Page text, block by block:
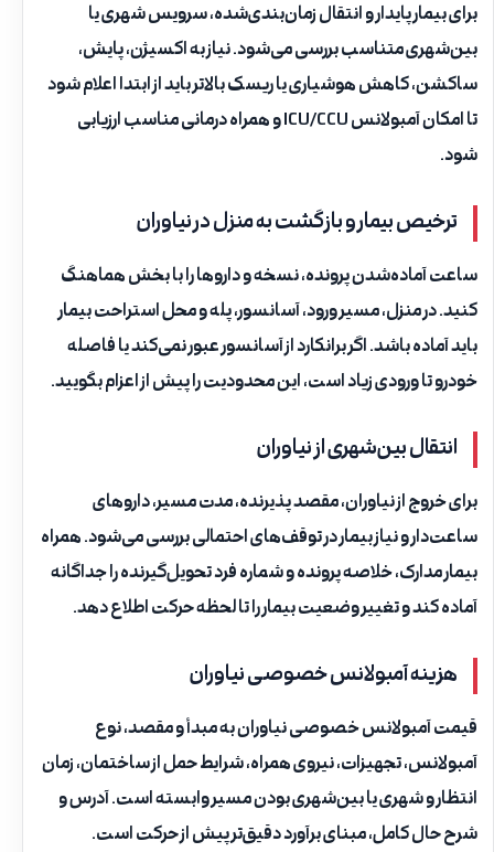
برای بیمار پایدار و انتقال زمان‌بندی‌شده، سرویس شهری یا
بین‌شهری متناسب بررسی می‌شود. نیاز به اکسیژن، پایش،
ساکشن، کاهش هوشیاری یا ریسک بالاتر باید از ابتدا اعلام شود
تا امکان آمبولانس ICU/CCU و همراه درمانی مناسب ارزیابی
شود.
ترخیص بیمار و بازگشت به منزل در نیاوران
ساعت آماده‌شدن پرونده، نسخه و داروها را با بخش هماهنگ
کنید. در منزل، مسیر ورود، آسانسور، پله و محل استراحت بیمار
باید آماده باشد. اگر برانکارد از آسانسور عبور نمی‌کند یا فاصله
خودرو تا ورودی زیاد است، این محدودیت را پیش از اعزام بگویید.
انتقال بین‌شهری از نیاوران
برای خروج از نیاوران، مقصد پذیرنده، مدت مسیر، داروهای
ساعت‌دار و نیاز بیمار در توقف‌های احتمالی بررسی می‌شود. همراه
بیمار مدارک، خلاصه پرونده و شماره فرد تحویل‌گیرنده را جداگانه
آماده کند و تغییر وضعیت بیمار را تا لحظه حرکت اطلاع دهد.
هزینه آمبولانس خصوصی نیاوران
قیمت آمبولانس خصوصی نیاوران به مبدأ و مقصد، نوع
آمبولانس، تجهیزات، نیروی همراه، شرایط حمل از ساختمان، زمان
انتظار و شهری یا بین‌شهری بودن مسیر وابسته است. آدرس و
شرح حال کامل، مبنای برآورد دقیق‌تر پیش از حرکت است.